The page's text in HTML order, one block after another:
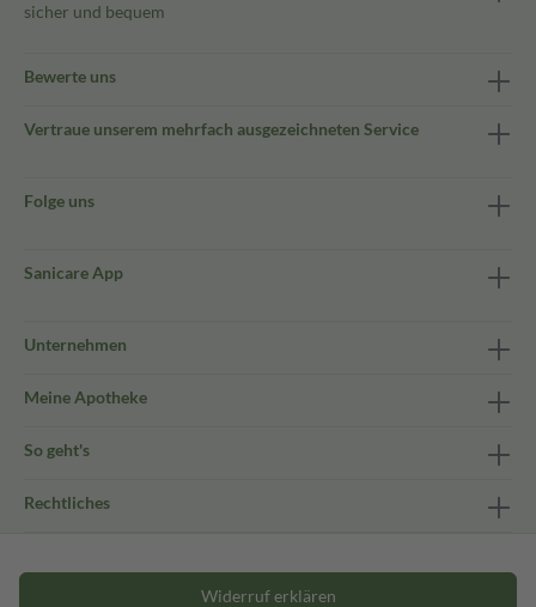
sicher und bequem
Bewerte uns
Vertraue unserem mehrfach ausgezeichneten Service
Folge uns
Sanicare App
Unternehmen
Meine Apotheke
So geht's
Rechtliches
Widerruf erklären